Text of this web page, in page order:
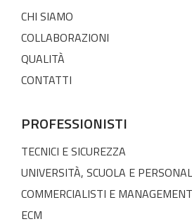
CHI SIAMO
COLLABORAZIONI
QUALITÀ
CONTATTI
PROFESSIONISTI
TECNICI E SICUREZZA
UNIVERSITÀ, SCUOLA E
COMMERCIALISTI E MANAGEMENT
ECM